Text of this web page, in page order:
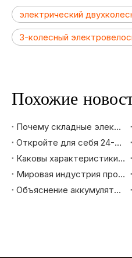
электрический
3-колесный
Похожие
Почему складные электронные велосипеды лидируют в тренде городской мобильности: рыночные преимущества, которые вы должны знать
Откройте для себя 24-дюймовый горный электровелосипед: ваш лучший помощник в езде
Каковы характеристики велосипедов высокого уровня, экспортируемых на рынки Европы и Америки?
Мировая индустрия производства велосипедов: эволюция и будущие тенденции
Объяснение аккумулятора и системы питания электронного велосипеда Fat Tire: как они обеспечивают большую дальность действия и высокую эффективность